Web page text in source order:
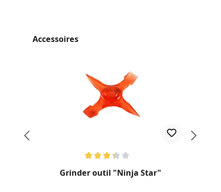
Ignorer la galerie de produits
Accessoires
Grinder outil "Ninja Star"